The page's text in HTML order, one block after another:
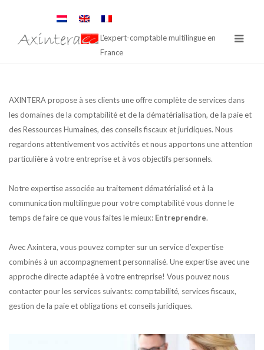
L'expert-comptable multilingue en
France
AXINTERA propose à ses clients une offre complète de services dans
les domaines de la comptabilité et de la dématérialisation, de la paie et
des Ressources Humaines, des conseils fiscaux et juridiques. Nous
regardons attentivement vos activités et nous apportons une attention
particulière à votre entreprise et à vos objectifs personnels.
Notre expertise associée au traitement dématérialisé et à la
communication multilingue pour votre comptabilité vous donne le
temps de faire ce que vous faites le mieux: Entreprendre.
Avec Axintera, vous pouvez compter sur un service d’expertise
combinés à un accompagnement personnalisé. Une expertise avec une
approche directe adaptée à votre entreprise! Vous pouvez nous
contacter pour les services suivants: comptabilité, services fiscaux,
gestion de la paie et obligations et conseils juridiques.